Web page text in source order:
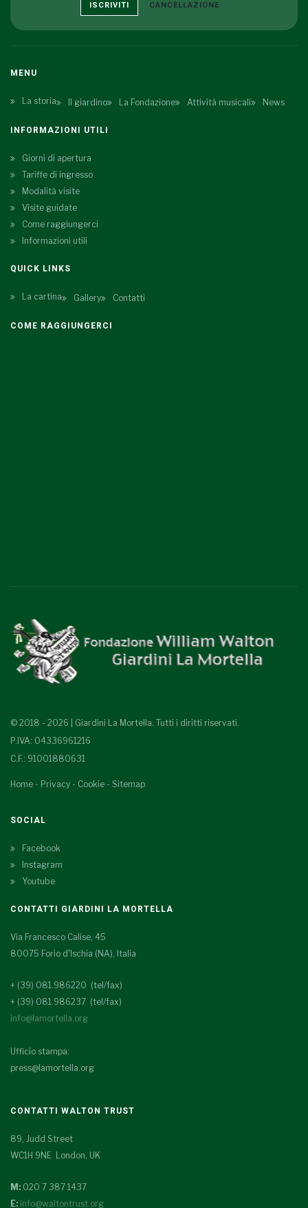
ISCRIVITI CANCELLAZIONE
MENU
La storia Il giardino La Fondazione Attività musicali News
INFORMAZIONI UTILI
Giorni di apertura
Tariffe di ingresso
Modalità visite
Visite guidate
Come raggiungerci
Informazioni utili
QUICK LINKS
La cartina Gallery Contatti
COME RAGGIUNGERCI
© 2018 - 2026 | Giardini La Mortella. Tutti i diritti riservati.
P.IVA: 04336961216
C.F.: 91001880631
Home - Privacy - Cookie - Sitemap
SOCIAL
Facebook
Instagram
Youtube
CONTATTI GIARDINI LA MORTELLA
Via Francesco Calise, 45
80075 Forio d'Ischia (NA), Italia
+ (39) 081.986220 (tel/fax)
+ (39) 081.986237 (tel/fax)
info@lamortella.org
Ufficio stampa:
press@lamortella.org
CONTATTI WALTON TRUST
89, Judd Street
WC1H 9NE London, UK
M: 020 7 387 1437
E: info@waltontrust.org